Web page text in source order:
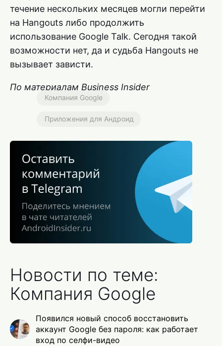
течение нескольких месяцев могли перейти
на Hangouts либо продолжить
использование Google Talk. Сегодня такой
возможности нет, да и судьба Hangouts не
вызывает зависти.
По материалам Business Insider
Компания Google
Приложения для Андроид
Новости по теме:
Компания Google
Появился новый способ восстановить
аккаунт Google без пароля: как работает
вход по селфи-видео